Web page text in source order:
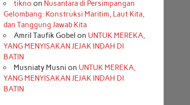
tikno on Nusantara di Persimpangan
Gelombang: Konstruksi Maritim, Laut Kita,
dan Tanggung Jawab Kita
Amril Taufik Gobel on UNTUK MEREKA,
YANG MENYISAKAN JEJAK INDAH DI
BATIN
Musniaty Musni on UNTUK MEREKA,
YANG MENYISAKAN JEJAK INDAH DI
BATIN